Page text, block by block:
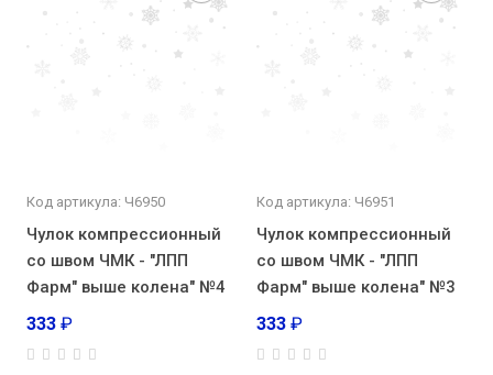
Код артикула: Ч6950
Чулок компрессионный
со швом ЧМК - "ЛПП
Фарм" выше колена" №4
333 ₽
Код артикула: Ч6951
Чулок компрессионный
со швом ЧМК - "ЛПП
Фарм" выше колена" №3
333 ₽